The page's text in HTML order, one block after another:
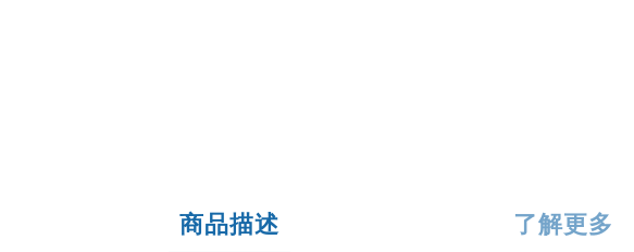
商品描述 了解更多